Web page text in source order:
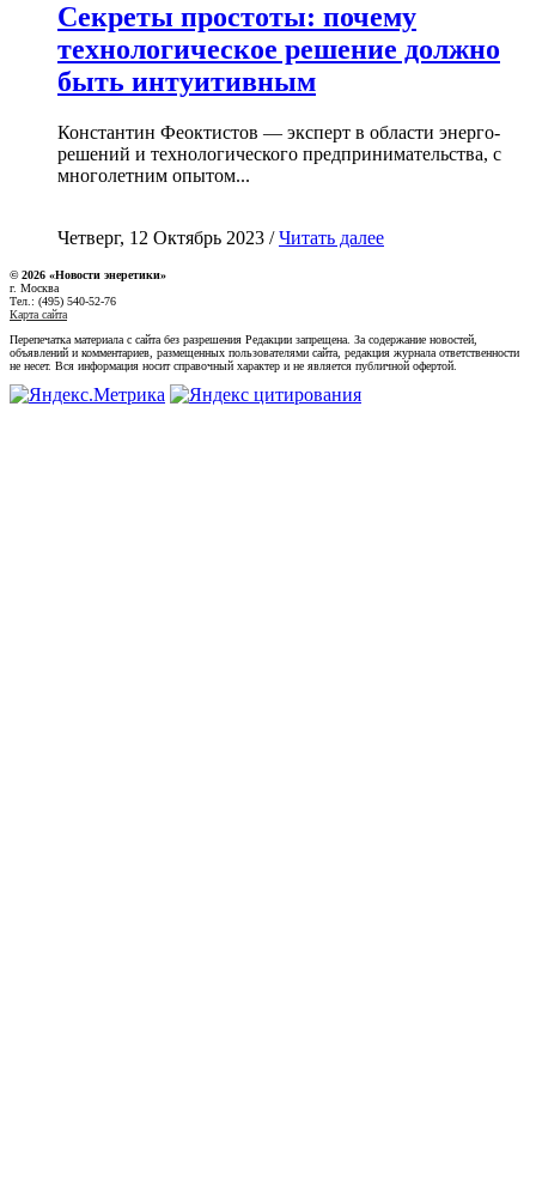
Секреты простоты: почему
технологическое решение должно
быть интуитивным
Константин Феоктистов — эксперт в области энерго-
решений и технологического предпринимательства, с
многолетним опытом...
Четверг, 12 Октябрь 2023 /Читать далее
© 2026 «Новости энеретики»
г. Москва
Тел.: (495) 540-52-76
Карта сайта
Перепечатка материала с сайта без разрешения Редакции запрещена. За содержание новостей,
объявлений и комментариев, размещенных пользователями сайта, редакция журнала ответственности
не несет. Вся информация носит справочный характер и не является публичной офертой.